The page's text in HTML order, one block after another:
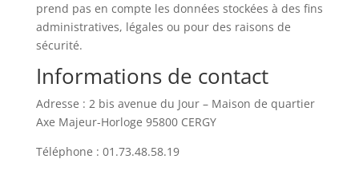
prend pas en compte les données stockées à des fins
administratives, légales ou pour des raisons de
sécurité.
Informations de contact
Adresse : 2 bis avenue du Jour – Maison de quartier
Axe Majeur-Horloge 95800 CERGY
Téléphone : 01.73.48.58.19